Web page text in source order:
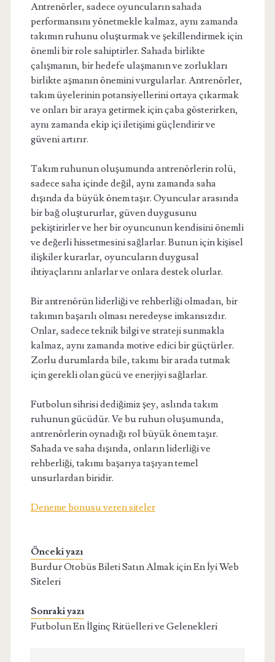
Antrenörler, sadece oyuncuların sahada
performansını yönetmekle kalmaz, aynı zamanda
takımın ruhunu oluşturmak ve şekillendirmek için
önemli bir role sahiptirler. Sahada birlikte
çalışmanın, bir hedefe ulaşmanın ve zorlukları
birlikte aşmanın önemini vurgularlar. Antrenörler,
takım üyelerinin potansiyellerini ortaya çıkarmak
ve onları bir araya getirmek için çaba gösterirken,
aynı zamanda ekip içi iletişimi güçlendirir ve
güveni artırır.
Takım ruhunun oluşumunda antrenörlerin rolü,
sadece saha içinde değil, aynı zamanda saha
dışında da büyük önem taşır. Oyuncular arasında
bir bağ oluştururlar, güven duygusunu
pekiştirirler ve her bir oyuncunun kendisini önemli
ve değerli hissetmesini sağlarlar. Bunun için kişisel
ilişkiler kurarlar, oyuncuların duygusal
ihtiyaçlarını anlarlar ve onlara destek olurlar.
Bir antrenörün liderliği ve rehberliği olmadan, bir
takımın başarılı olması neredeyse imkansızdır.
Onlar, sadece teknik bilgi ve strateji sunmakla
kalmaz, aynı zamanda motive edici bir güçtürler.
Zorlu durumlarda bile, takımı bir arada tutmak
için gerekli olan gücü ve enerjiyi sağlarlar.
Futbolun sihrisi dediğimiz şey, aslında takım
ruhunun gücüdür. Ve bu ruhun oluşumunda,
antrenörlerin oynadığı rol büyük önem taşır.
Sahada ve saha dışında, onların liderliği ve
rehberliği, takımı başarıya taşıyan temel
unsurlardan biridir.
Deneme bonusu veren siteler
Önceki yazı
Burdur Otobüs Bileti Satın Almak için En İyi Web
Siteleri
Sonraki yazı
Futbolun En İlginç Ritüelleri ve Gelenekleri